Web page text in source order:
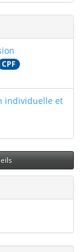
CPF
individuelle et